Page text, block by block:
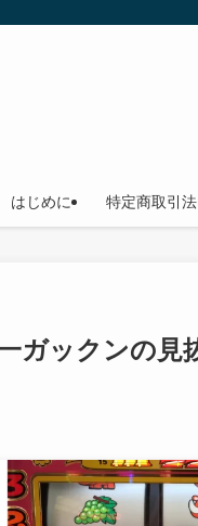
はじめに 特定商取引
ガックンの見